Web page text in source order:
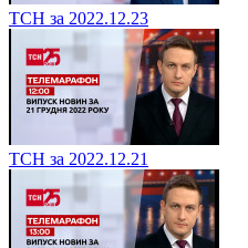
ТСН за 2022.12.23
ТСН за 2022.12.21